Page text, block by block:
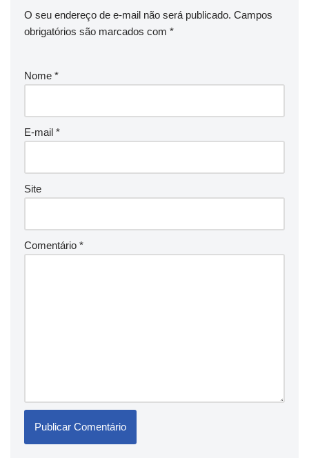
O seu endereço de e-mail não será publicado. Campos
obrigatórios são marcados com *
Nome *
E-mail *
Site
Comentário *